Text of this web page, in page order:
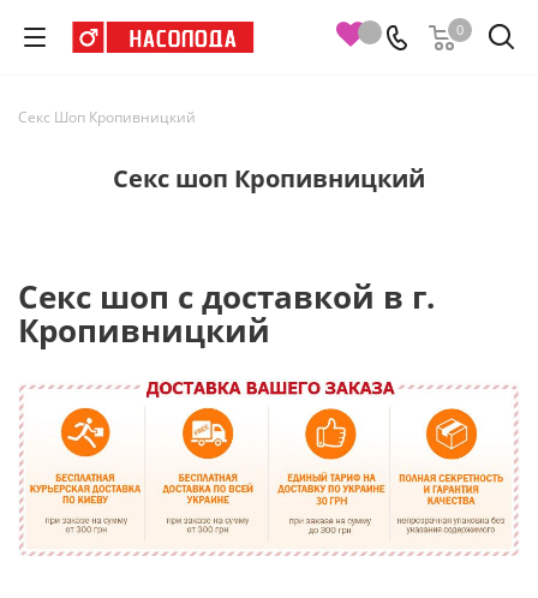
0
Секс Шоп Кропивницкий
Секс шоп Кропивницкий
Секс шоп с доставкой в г.
Кропивницкий